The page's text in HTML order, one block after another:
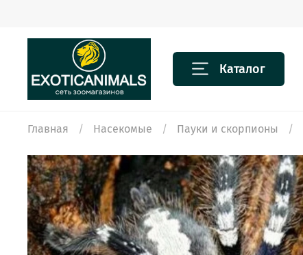
Каталог
Главная Насекомые Пауки и скорпионы